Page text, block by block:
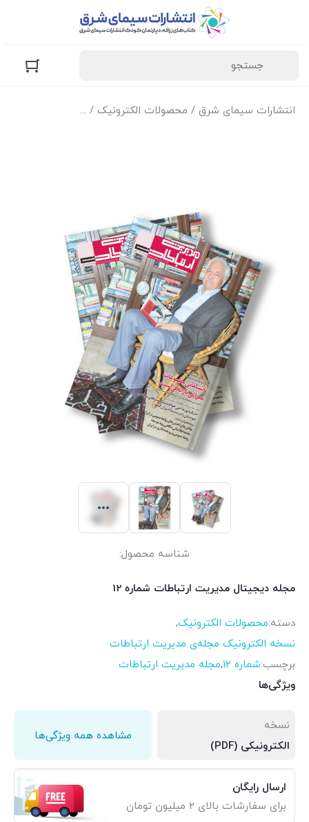
انتشارات سیمای شرق / محصولات الکترونیک / نسخه الکترونیک
شناسه محصول:
مجله دیجیتال مدیریت ارتباطات شماره 12
دسته:محصولات الکترونیک,
نسخه الکترونیک مجله‌ی مدیریت ارتباطات
برچسب:شماره 12 ,مجله مدیریت ارتباطات
ویژگی‌ها
نسخه
الکترونیکی (PDF)
مشاهده همه ویژگی‌ها
ارسال رایگان
برای سفارشات بالای 2 میلیون تومان